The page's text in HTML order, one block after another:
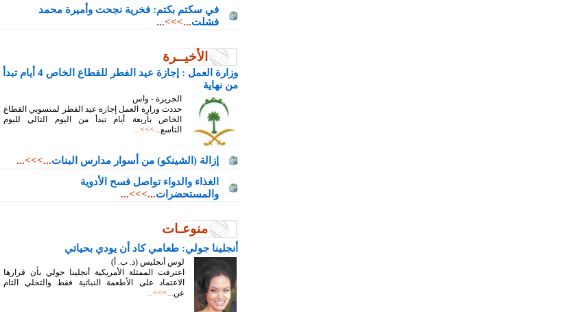
في سكتم بكتم: فخرية نجحت وأميرة محمد
فشلت...>>>...
الأخيــرة
وزارة العمل : إجازة عيد الفطر للقطاع الخاص 4 أيام تبدأ
من نهاية
الجزيرة - واس
حددت وزارة العمل إجازة عيد الفطر لمنسوبي القطاع
الخاص بأربعة أيام تبدأ من اليوم التالي لليوم
التاسع...>>>...
إزالة (الشينكو) من أسوار مدارس البنات...>>>...
الغذاء والدواء تواصل فسح الأدوية
والمستحضرات...>>>...
منوعـات
أنجلينا جولي: طعامي كاد أن يودي بحياتي
لوس أنجليس (د. ب. أ)
اعترفت الممثلة الأمريكية أنجلينا جولي بأن قرارها
الاعتماد على الأطعمة النباتية فقط والتخلي التام
عن...>>>...